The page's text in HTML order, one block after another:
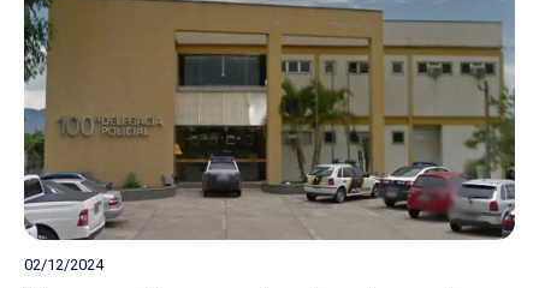
02/12/2024